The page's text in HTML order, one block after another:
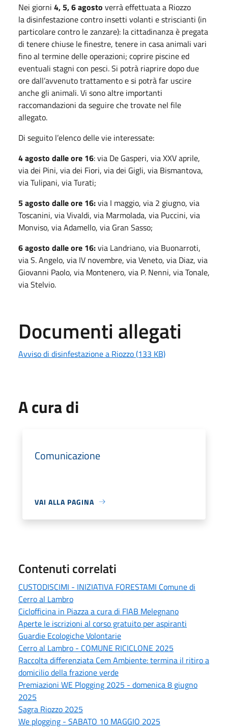
Nei giorni 4, 5, 6 agosto verrà effettuata a Riozzo
la disinfestazione contro insetti volanti e striscianti (in
particolare contro le zanzare): la cittadinanza è pregata
di tenere chiuse le finestre, tenere in casa animali vari
fino al termine delle operazioni; coprire piscine ed
eventuali stagni con pesci. Si potrà riaprire dopo due
ore dall’avvenuto trattamento e si potrà far uscire
anche gli animali. Vi sono altre importanti
raccomandazioni da seguire che trovate nel file
allegato.
Di seguito l’elenco delle vie interessate:
4 agosto dalle ore 16: via De Gasperi, via XXV aprile,
via dei Pini, via dei Fiori, via dei Gigli, via Bismantova,
via Tulipani, via Turati;
5 agosto dalle ore 16:via I maggio, via 2 giugno, via
Toscanini, via Vivaldi, via Marmolada, via Puccini, via
Monviso, via Adamello, via Gran Sasso;
6 agosto dalle ore 16:via Landriano, via Buonarroti,
via S. Angelo, via IV novembre, via Veneto, via Diaz, via
Giovanni Paolo, via Montenero, via P. Nenni, via Tonale,
via Stelvio.
Documenti allegati
Avviso di disinfestazione a Riozzo (133 KB)
A cura di
Comunicazione
VAI ALLA PAGINA
Contenuti correlati
CUSTODISCIMI - INIZIATIVA FORESTAMI Comune di
Cerro al Lambro
Ciclofficina in Piazza a cura di FIAB Melegnano
Aperte le iscrizioni al corso gratuito per aspiranti
Guardie Ecologiche Volontarie
Cerro al Lambro - COMUNE RICICLONE 2025
Raccolta differenziata Cem Ambiente: termina il ritiro a
domicilio della frazione verde
Premiazioni WE Plogging 2025 - domenica 8 giugno
2025
Sagra Riozzo 2025
We plogging - SABATO 10 MAGGIO 2025